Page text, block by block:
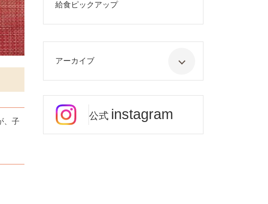
、子
給食ピックアップ
アーカイブ
公式 instagram